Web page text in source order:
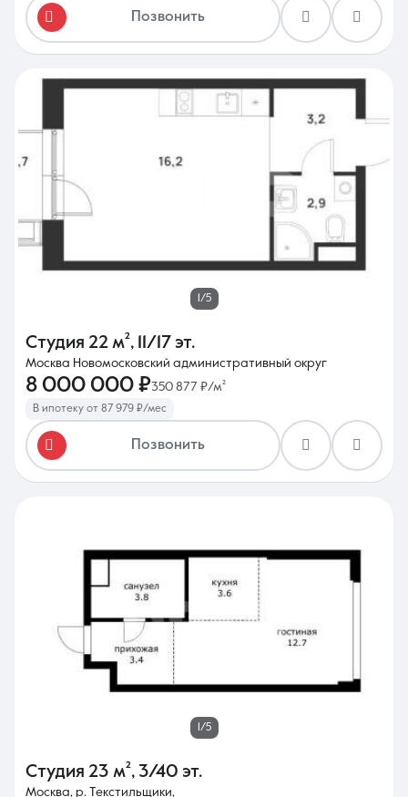
Позвонить
1/5
Студия 22 м², 11/17 эт.
Москва Новомосковский административный округ
8 000 000 ₽350 877 ₽/м²
В ипотеку от 87 979 ₽/мес
Позвонить
1/5
Студия 23 м², 3/40 эт.
Москва, р. Текстильщики,